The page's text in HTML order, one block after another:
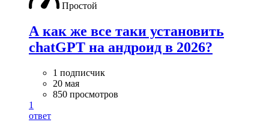
Простой
А как же все таки установить
chatGPT на андроид в 2026?
1 подписчик
20 мая
850 просмотров
1
ответ